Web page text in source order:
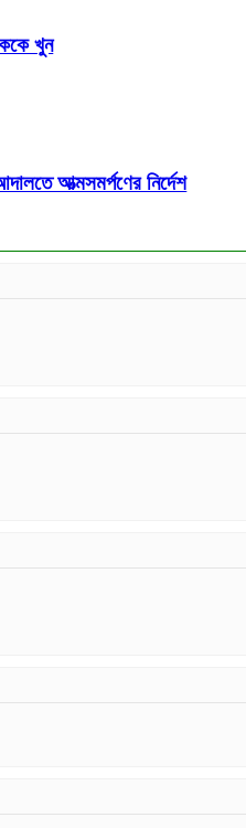
খুন
আত্মসমর্পণের নির্দেশ